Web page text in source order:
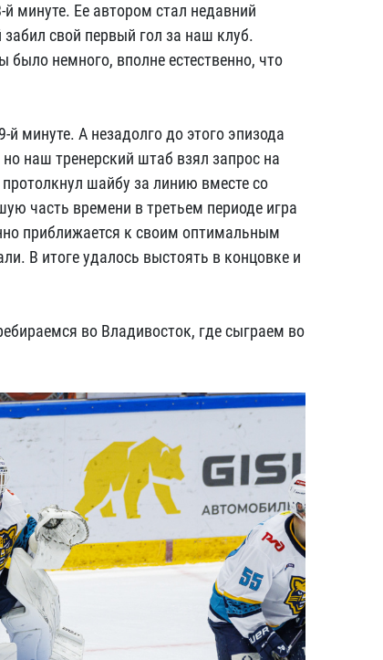
минуте. Ее автором стал недавний
свой первый гол за наш клуб.
немного, вполне естественно, что
минуте. А незадолго до этого эпизода
наш тренерский штаб взял запрос на
шайбу за линию вместе со
часть времени в третьем периоде игра
приближается к своим оптимальным
В итоге удалось выстоять в концовке и
во Владивосток, где сыграем во